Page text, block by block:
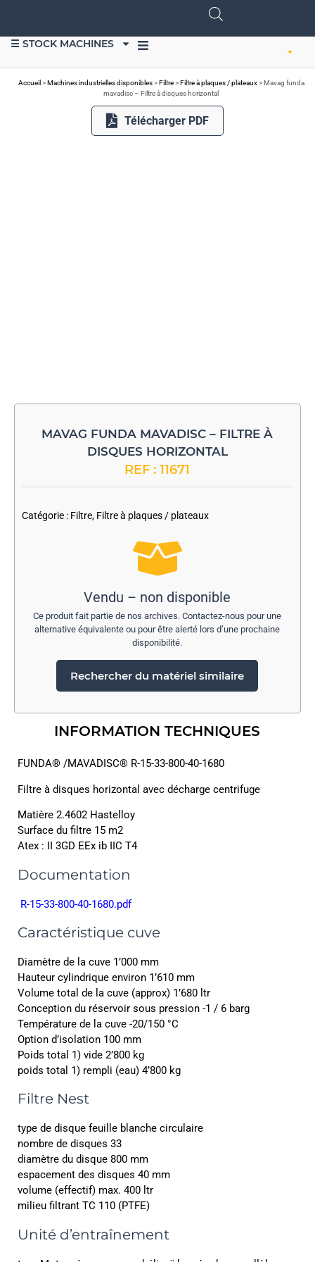
☰ STOCK MACHINES
Accueil >Machines industrielles disponibles>Filtre>Filtre à plaques / plateaux>Mavag funda
mavadisc – Filtre à disques horizontal
Télécharger PDF
MAVAG FUNDA MAVADISC – FILTRE À
DISQUES HORIZONTAL
REF : 11671
-
Catégorie : Filtre, Filtre à plaques / plateaux
Vendu – non disponible
Ce produit fait partie de nos archives. Contactez-nous pour une
alternative équivalente ou pour être alerté lors d’une prochaine
disponibilité.
Rechercher du matériel similaire
INFORMATION TECHNIQUES
FUNDA® /MAVADISC® R-15-33-800-40-1680
Filtre à disques horizontal avec décharge centrifuge
Matière 2.4602 Hastelloy
Surface du filtre 15 m2
Atex : II 3GD EEx ib IIC T4
Documentation
R-15-33-800-40-1680.pdf
Caractéristique cuve
Diamètre de la cuve 1’000 mm
Hauteur cylindrique environ 1’610 mm
Volume total de la cuve (approx) 1’680 ltr
Conception du réservoir sous pression -1 / 6 barg
Température de la cuve -20/150 °C
Option d’isolation 100 mm
Poids total 1) vide 2’800 kg
poids total 1) rempli (eau) 4’800 kg
Filtre Nest
type de disque feuille blanche circulaire
nombre de disques 33
diamètre du disque 800 mm
espacement des disques 40 mm
volume (effectif) max. 400 ltr
milieu filtrant TC 110 (PTFE)
Unité d’entraînement